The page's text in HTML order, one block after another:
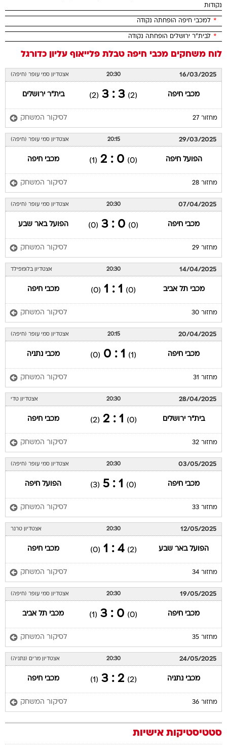
נקודות
* למכבי חיפה הופחתה נקודה
* לבית"ר ירושלים הופחתה נקודה
לוח משחקים מכבי חיפה טבלת פלייאוף עליון כדורגל
16/03/2025
20:30 אצטדיון סמי עופר (חיפה)
מכבי חיפה (2)
3 : 3
(2) בית"ר ירושלים
מחזור 27 לסיקור המשחק
29/03/2025
20:15 אצטדיון סמי עופר (חיפה)
הפועל חיפה (0)
0 : 2
(1) מכבי חיפה
מחזור 28 לסיקור המשחק
07/04/2025
20:30 אצטדיון סמי עופר (חיפה)
מכבי חיפה (0)
0 : 3
(0) הפועל באר שבע
מחזור 29 לסיקור המשחק
14/04/2025
20:30 אצטדיון בלומפילד
מכבי תל אביב (0)
1 : 1
(0) מכבי חיפה
מחזור 30 לסיקור המשחק
20/04/2025
20:15 אצטדיון סמי עופר (חיפה)
מכבי חיפה (1)
1 : 0
(0) מכבי נתניה
מחזור 31 לסיקור המשחק
28/04/2025
20:30 אצטדיון טדי
בית"ר ירושלים (0)
1 : 2
(2) מכבי חיפה
מחזור 32 לסיקור המשחק
03/05/2025
20:30 אצטדיון סמי עופר (חיפה)
מכבי חיפה (0)
1 : 5
(3) הפועל חיפה
מחזור 33 לסיקור המשחק
12/05/2025
20:30 אצטדיון טרנר
הפועל באר שבע (2)
4 : 1
(0) מכבי חיפה
מחזור 34 לסיקור המשחק
19/05/2025
20:30 אצטדיון סמי עופר (חיפה)
מכבי חיפה (0)
0 : 3
(1) מכבי תל אביב
מחזור 35 לסיקור המשחק
24/05/2025
20:30 אצטדיון מרים (נתניה)
מכבי נתניה (2)
2 : 3
(1) מכבי חיפה
מחזור 36 לסיקור המשחק
סטטיסטיקות אישיות